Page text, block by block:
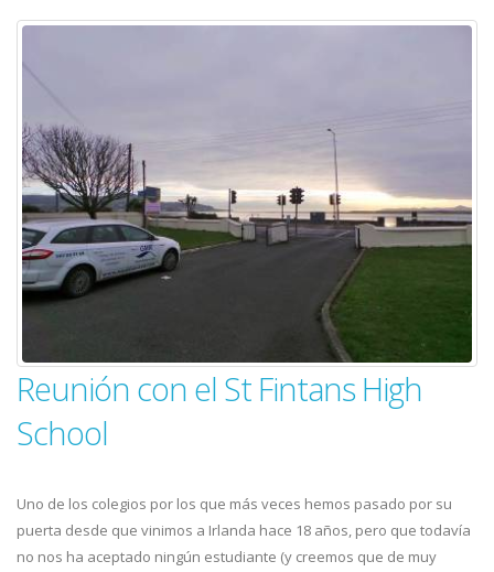
Reunión con el St Fintans High
School
Uno de los colegios por los que más veces hemos pasado por su
puerta desde que vinimos a Irlanda hace 18 años, pero que todavía
no nos ha aceptado ningún estudiante (y creemos que de muy